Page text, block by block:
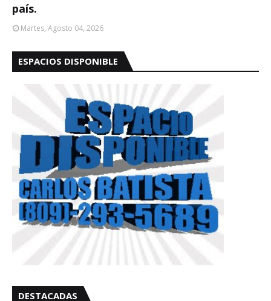
país.
Martes, Agosto 04, 2026
ESPACIOS DISPONIBLE
DESTACADAS